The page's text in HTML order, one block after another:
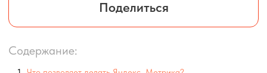
Как анализировать данные в Яндекс. Метрике? ТОП-5
Заключение